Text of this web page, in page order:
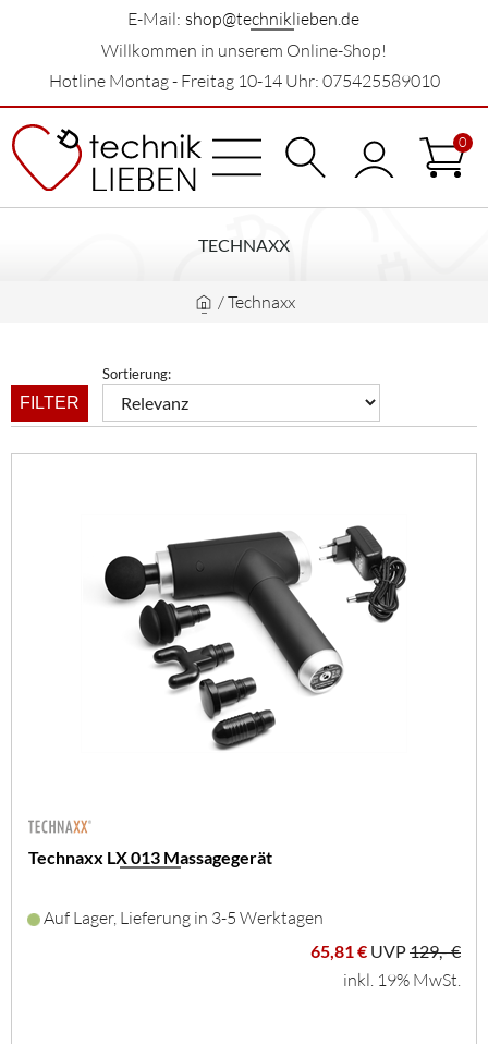
E-Mail: shop@techniklieben.de
Willkommen in unserem Online-Shop!
Hotline Montag - Freitag 10-14 Uhr: 075425589010
0
TECHNAXX
/Technaxx
FILTER
Sortierung:
Technaxx LX 013 Massagegerät
Auf Lager, Lieferung in 3-5 Werktagen
65,81 € UVP129,- €
inkl. 19% MwSt.